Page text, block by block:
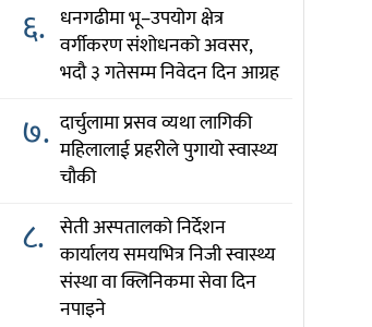
६. धनगढीमा भू–उपयोग क्षेत्र
वर्गीकरण संशोधनको अवसर,
भदौ ३ गतेसम्म निवेदन दिन आग्रह
७. दार्चुलामा प्रसव व्यथा लागिकी
महिलालाई प्रहरीले पुगायो स्वास्थ्य
चौकी
८. सेती अस्पतालको निर्देशन
कार्यालय समयभित्र निजी स्वास्थ्य
संस्था वा क्लिनिकमा सेवा दिन
नपाइने